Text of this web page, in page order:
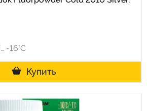
-16°С
Купить